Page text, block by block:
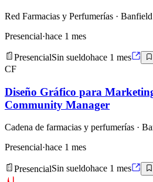
Red Farmacias y Perfumerías · Banfield
Presencial·hace 1 mes
PresencialSin sueldohace 1 mes
CF
Diseño Gráfico para
Community Manager
Cadena de farmacias y perfumerías ·
Presencial·hace 1 mes
PresencialSin sueldohace 1 mes